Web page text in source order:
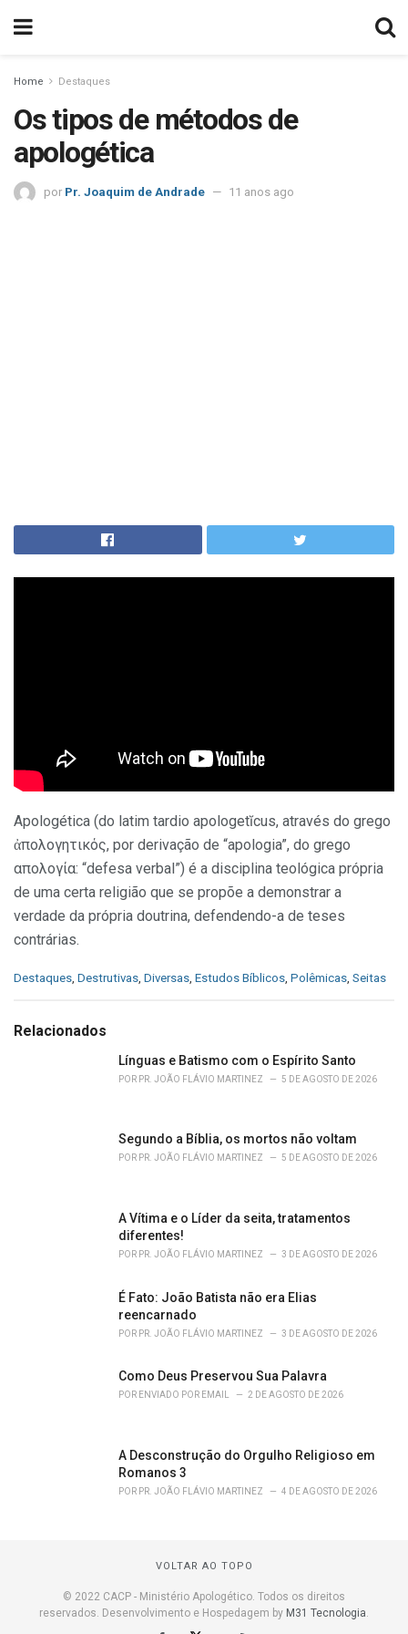
Home Destaques
Os tipos de métodos de
apologética
por Pr. Joaquim de Andrade 11 anos ago
Apologética (do latim tardio apologetĭcus, através do grego
ἀπολογητικός, por derivação de “apologia”, do grego
απολογία: “defesa verbal”) é a disciplina teológica própria
de uma certa religião que se propõe a demonstrar a
verdade da própria doutrina, defendendo-a de teses
contrárias.
C
e
Destaques, Destrutivas, Diversas, Estudos Bíblicos, Polêmicas, Seitas
Relacionados
Línguas e Batismo com o Espírito Santo
POR PR. JOÃO FLÁVIO MARTINEZ 5 DE AGOSTO DE 2026
Segundo a Bíblia, os mortos não voltam
POR PR. JOÃO FLÁVIO MARTINEZ 5 DE AGOSTO DE 2026
A Vítima e o Líder da seita, tratamentos
diferentes!
POR PR. JOÃO FLÁVIO MARTINEZ 3 DE AGOSTO DE 2026
É Fato: João Batista não era Elias
reencarnado
POR PR. JOÃO FLÁVIO MARTINEZ 3 DE AGOSTO DE 2026
Como Deus Preservou Sua Palavra
POR ENVIADO POR EMAIL 2 DE AGOSTO DE 2026
A Desconstrução do Orgulho Religioso em
Romanos 3
POR PR. JOÃO FLÁVIO MARTINEZ 4 DE AGOSTO DE 2026
VOLTAR AO TOPO
© 2022 CACP - Ministério Apologético. Todos os direitos
reservados. Desenvolvimento e Hospedagem by M31 Tecnologia